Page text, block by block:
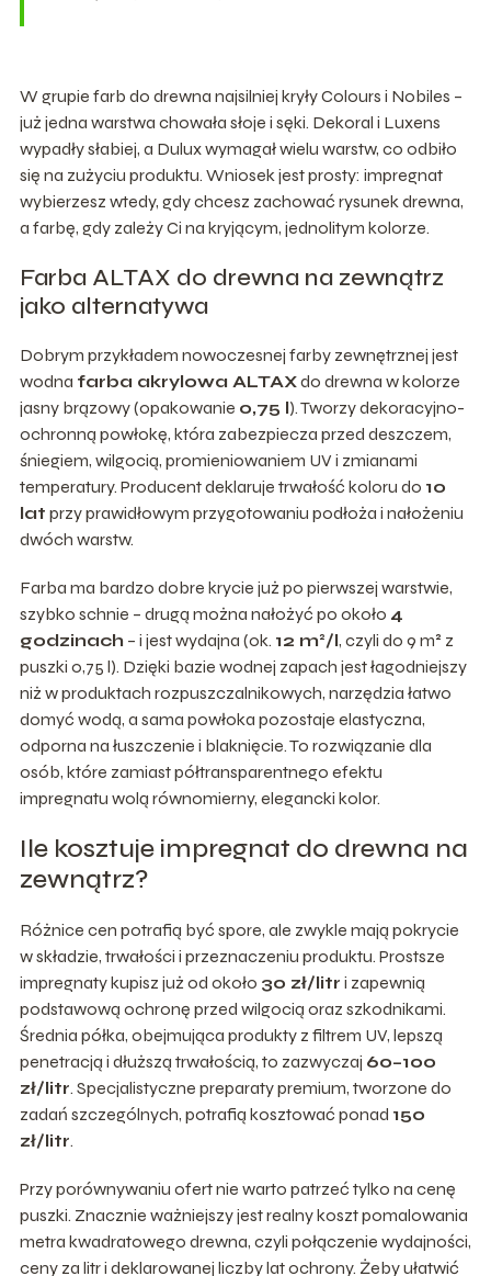
W grupie farb do drewna najsilniej kryły Colours i Nobiles –
już jedna warstwa chowała słoje i sęki. Dekoral i Luxens
wypadły słabiej, a Dulux wymagał wielu warstw, co odbiło
się na zużyciu produktu. Wniosek jest prosty: impregnat
wybierzesz wtedy, gdy chcesz zachować rysunek drewna,
a farbę, gdy zależy Ci na kryjącym, jednolitym kolorze.
Farba ALTAX do drewna na zewnątrz
jako alternatywa
Dobrym przykładem nowoczesnej farby zewnętrznej jest
wodna farba akrylowa ALTAXdo drewna w kolorze
jasny brązowy (opakowanie 0,75 l). Tworzy dekoracyjno-
ochronną powłokę, która zabezpiecza przed deszczem,
śniegiem, wilgocią, promieniowaniem UV i zmianami
temperatury. Producent deklaruje trwałość koloru do 10
lat przy prawidłowym przygotowaniu podłoża i nałożeniu
dwóch warstw.
Farba ma bardzo dobre krycie już po pierwszej warstwie,
szybko schnie – drugą można nałożyć po około 4
godzinach – i jest wydajna (ok. 12 m²/l, czyli do 9 m² z
puszki 0,75 l). Dzięki bazie wodnej zapach jest łagodniejszy
niż w produktach rozpuszczalnikowych, narzędzia łatwo
domyć wodą, a sama powłoka pozostaje elastyczna,
odporna na łuszczenie i blaknięcie. To rozwiązanie dla
osób, które zamiast półtransparentnego efektu
impregnatu wolą równomierny, elegancki kolor.
Ile kosztuje impregnat do drewna na
zewnątrz?
Różnice cen potrafią być spore, ale zwykle mają pokrycie
w składzie, trwałości i przeznaczeniu produktu. Prostsze
impregnaty kupisz już od około 30 zł/litr i zapewnią
podstawową ochronę przed wilgocią oraz szkodnikami.
Średnia półka, obejmująca produkty z filtrem UV, lepszą
penetracją i dłuższą trwałością, to zazwyczaj 60–100
zł/litr. Specjalistyczne preparaty premium, tworzone do
zadań szczególnych, potrafią kosztować ponad 150
zł/litr.
Przy porównywaniu ofert nie warto patrzeć tylko na cenę
puszki. Znacznie ważniejszy jest realny koszt pomalowania
metra kwadratowego drewna, czyli połączenie wydajności,
ceny za litr i deklarowanej liczby lat ochrony. Żeby ułatwić